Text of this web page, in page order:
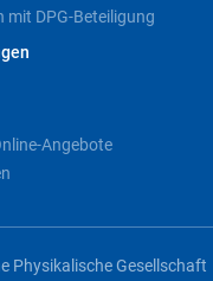
mit DPG-Beteiligung
Angebote
Physikalische Gesellschaft